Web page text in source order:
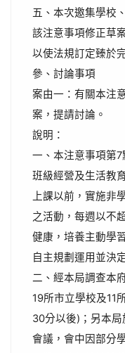
五、本次邀集學校
該注意事項修正草
以使法規訂定臻於
參、討論事項
案由一：有關本注
案，提請討論。
說明：
一、本注意事項第
班級經營及生活教
上課以前，實施非
之活動，每週以不
健康，培養主動學
自主規劃運用並決
二、經本局調查本
19所市立學校及11
30分以後)；另本
會議，會中因部分